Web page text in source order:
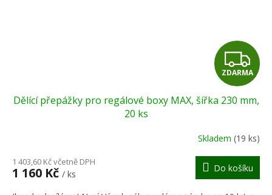
Z
D
A
R
M
A
ZDARMA
Dělící přepážky pro regálové boxy MAX, šířka 230 mm,
20 ks
Skladem (19 ks)
1 403,60 Kč včetně DPH
1 160 Kč / ks
Do košíku